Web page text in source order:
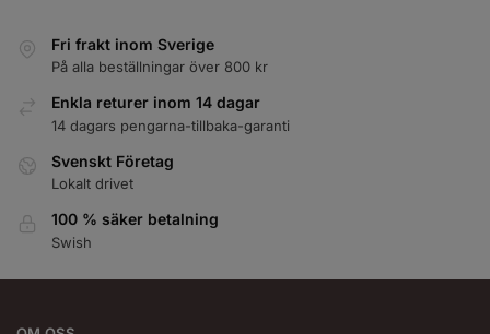
Fri frakt inom Sverige
På alla beställningar över 800 kr
Enkla returer inom 14 dagar
14 dagars pengarna-tillbaka-garanti
Svenskt Företag
Lokalt drivet
100 % säker betalning
Swish